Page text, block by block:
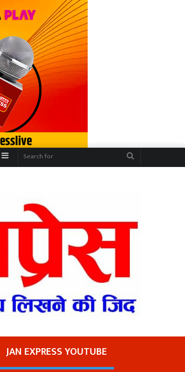
Sidebar
Random
JAN EXPRESS YOUTUBE